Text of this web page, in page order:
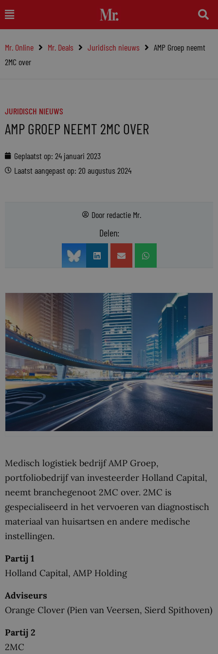
naar
inhoud
Main
Menu
Mr. Online Mr. Deals Juridisch nieuws
AMP Groep neemt
2MC over
JURIDISCH NIEUWS
AMP GROEP NEEMT 2MC OVER
Geplaatst op: 24 januari 2023
Laatst aangepast op: 20 augustus 2024
Door redactie Mr.
Delen:
Medisch logistiek bedrijf AMP Groep,
portfoliobedrijf van investeerder Holland Capital,
neemt branchegenoot 2MC over. 2MC is
gespecialiseerd in het vervoeren van diagnostisch
materiaal van huisartsen en andere medische
instellingen.
Partij 1
Holland Capital, AMP Holding
Adviseurs
Orange Clover (Pien van Veersen, Sierd Spithoven)
Partij 2
2MC